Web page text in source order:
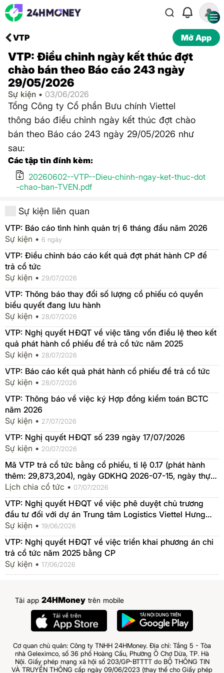
VTP Mở App
VTP: Điều chỉnh ngày kết thúc đợt
chào bán theo Báo cáo 243 ngày
29/05/2026
Sự kiện • 03/06/2026
Tổng Công ty Cổ phần Bưu chính Viettel
thông báo điều chỉnh ngày kết thúc đợt chào
bán theo Báo cáo 243 ngày 29/05/2026 như
sau:
Các tập tin đính kèm:
20260602--VTP--Dieu-chinh-ngay-ket-thuc-dot
-chao-ban-TVEN.pdf
Sự kiện liên quan
VTP: Báo cáo tình hình quản trị 6 tháng đầu năm 2026
Sự kiện • 6 ngày
VTP: Điều chỉnh báo cáo kết quả đợt phát hành CP để
trả cổ tức
Sự kiện • 29/07/2026
VTP: Thông báo thay đổi số lượng cổ phiếu có quyền
biểu quyết đang lưu hành
Sự kiện • 28/07/2026
VTP: Nghị quyết HĐQT về việc tăng vốn điều lệ theo kết
quả phát hành cổ phiếu để trả cổ tức năm 2025
Sự kiện • 28/07/2026
VTP: Báo cáo kết quả phát hành cổ phiếu để trả cổ tức
Sự kiện • 28/07/2026
VTP: Thông báo về việc ký Hợp đồng kiểm toán BCTC
năm 2026
Sự kiện • 27/07/2026
VTP: Nghị quyết HĐQT số 239 ngày 17/07/2026
Sự kiện • 20/07/2026
Mã VTP trả cổ tức bằng cổ phiếu, tỉ lệ 0.17 (phát hành
thêm: 29,873,204), ngày GDKHQ 2026-07-15, ngày thực
hiện 2026-07-16
Lịch chia cổ tức • 07/07/2026
VTP: Nghị quyết HĐQT về việc phê duyệt chủ trương
đầu tư đối với dự án Trung tâm Logistics Viettel Hưng
Yên
Sự kiện • 19/06/2026
VTP: Nghị quyết HĐQT về việc triển khai phương án chi
trả cổ tức năm 2025 bằng CP
Sự kiện • 17/06/2026
Tải app 24HMoney trên mobile
Cơ quan chủ quản: Công ty TNHH 24HMoney. Địa chỉ: Tầng 5 - Tòa
nhà Geleximco, số 36 phố Hoàng Cầu, Phường Ô Chợ Dừa, TP. Hà
Nội. Giấy phép mạng xã hội số 203/GP-BTTTT do BỘ THÔNG TIN
VÀ TRUYỀN THÔNG cấp ngày 09/06/2023 (thay thế cho Giấy phép